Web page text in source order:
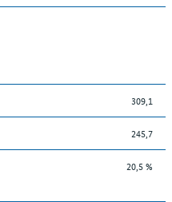
309,1
245,7
20,5 %